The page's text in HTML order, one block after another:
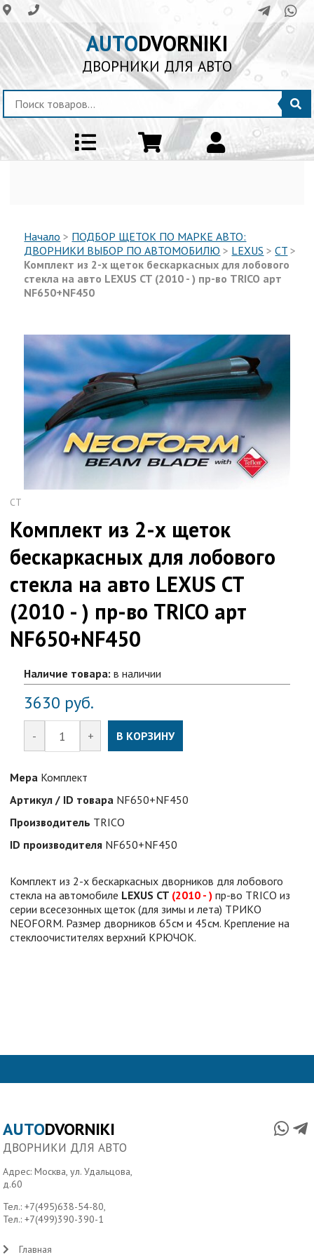
AUTODVORNIKI
ДВОРНИКИ ДЛЯ АВТО
Начало > ПОДБОР ЩЕТОК ПО МАРКЕ АВТО:
ДВОРНИКИ ВЫБОР ПО АВТОМОБИЛЮ > LEXUS >CT >
Комплект из 2-х щеток бескаркасных для лобового
стекла на авто LEXUS CT (2010 - ) пр-во TRICO арт
NF650+NF450
CT
Комплект из 2-х щеток
бескаркасных для лобового
стекла на авто LEXUS CT
(2010 - ) пр-во TRICO арт
NF650+NF450
Наличие товара: в наличии
3630 руб.
- + В КОРЗИНУ
Мера Комплект
Артикул / ID товара NF650+NF450
Производитель TRICO
ID производителя NF650+NF450
Комплект из 2-х бескаркасных дворников для лобового
стекла на автомобиле LEXUS CT (2010 - ) пр-во TRICO из
серии всесезонных щеток (для зимы и лета) ТРИКО
NEOFORM. Размер дворников 65см и 45см. Крепление на
стеклоочистителях верхний КРЮЧОК.
AUTODVORNIKI
ДВОРНИКИ ДЛЯ АВТО
Адрес: Москва, ул. Удальцова,
д.60
Тел.:+7(495)638-54-80,
Тел.:+7(499)390-390-1
Главная